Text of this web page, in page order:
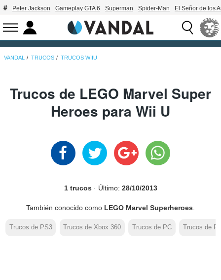
Peter Jackson Gameplay GTA 6 Superman Spider-Man El Señor de los
VANDAL TRUCOS TRUCOS WIIU
Trucos de LEGO Marvel Super
Heroes para Wii U
1 trucos · Último: 28/10/2013
También conocido como LEGO Marvel Superheroes
Trucos de PS3 Trucos de Xbox 360 Trucos de PC Trucos de